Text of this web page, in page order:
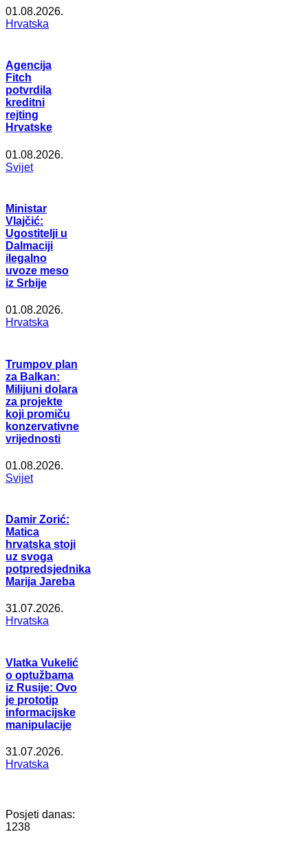
01.08.2026.
Hrvatska
Agencija
Fitch
potvrdila
kreditni
rejting
Hrvatske
01.08.2026.
Svijet
Ministar
Vlajčić:
Ugostitelji u
Dalmaciji
ilegalno
uvoze meso
iz Srbije
01.08.2026.
Hrvatska
Trumpov plan
za Balkan:
Milijuni dolara
za projekte
koji promiču
konzervativne
vrijednosti
01.08.2026.
Svijet
Damir Zorić:
Matica
hrvatska stoji
uz svoga
potpredsjednika
Marija Jareba
31.07.2026.
Hrvatska
Vlatka Vukelić
o optužbama
iz Rusije: Ovo
je prototip
informacijske
manipulacije
31.07.2026.
Hrvatska
Posjeti danas:
1238